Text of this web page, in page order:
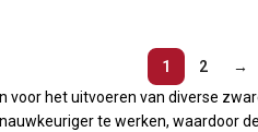
1 2
→
voor het uitvoeren van diverse
te werken, waardoor